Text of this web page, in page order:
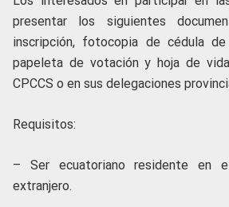
presentar los siguientes
inscripción, fotocopia de cédula
papeleta de votación y hoja de
CPCCS o en sus delegaciones
Requisitos:
– Ser ecuatoriano residente en
extranjero.